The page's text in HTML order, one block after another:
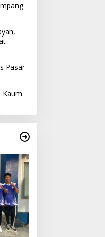
Pasar
Kaum